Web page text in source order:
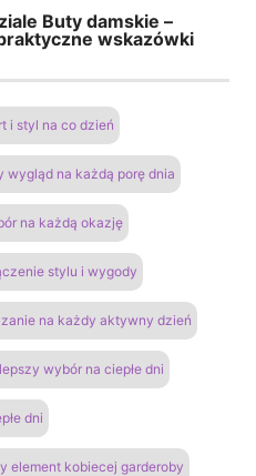
Buty damskie –
wskazówki
i styl na co dzień
wygląd na każdą porę dnia
na każdą okazję
stylu i wygody
na każdy aktywny dzień
wybór na ciepłe dni
dni
element kobiecej garderoby